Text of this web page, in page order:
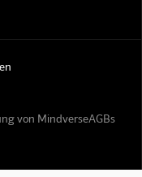
von MindverseAGBs